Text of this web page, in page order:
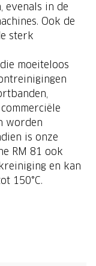
evenals in de
Ook de
sterk
moeiteloos
worden
is onze
RM 81 ook
en kan
150°C.